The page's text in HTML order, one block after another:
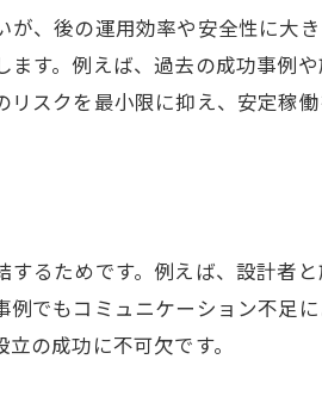
、後の運用効率や安全性に大
す。例えば、過去の成功事例
スクを最小限に抑え、安定稼
るためです。例えば、設計者
でもコミュニケーション不足に
の成功に不可欠です。